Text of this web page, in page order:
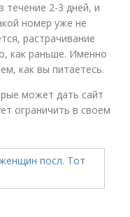
течение 2-3 дней, и
номер уже не
растрачивание
как раньше. Именно
как вы питаетесь.
может дать сайт
ограничить в своем